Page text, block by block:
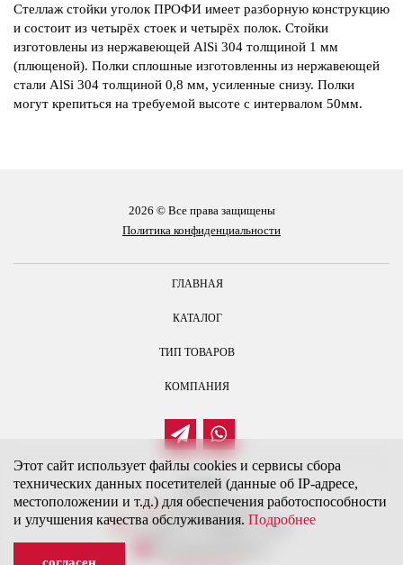
Стеллаж стойки уголок ПРОФИ имеет разборную конструкцию
и состоит из четырёх стоек и четырёх полок. Стойки
изготовлены из нержавеющей AlSi 304 толщиной 1 мм
(плющеной). Полки сплошные изготовленны из нержавеющей
стали AlSi 304 толщиной 0,8 мм, усиленные снизу. Полки
могут крепиться на требуемой высоте с интервалом 50мм.
2026 © Все права защищены
Политика конфиденциальности
ГЛАВНАЯ
КАТАЛОГ
ТИП ТОВАРОВ
КОМПАНИЯ
Контакты
+7 (917) 946-40-20
г. Самара, ул. Гагарина, д. 181 б
Этот сайт использует файлы cookies и сервисы сбора
технических данных посетителей (данные об IP-адресе,
местоположении и т.д.) для обеспечения работоспособности
и улучшения качества обслуживания. Подробнее